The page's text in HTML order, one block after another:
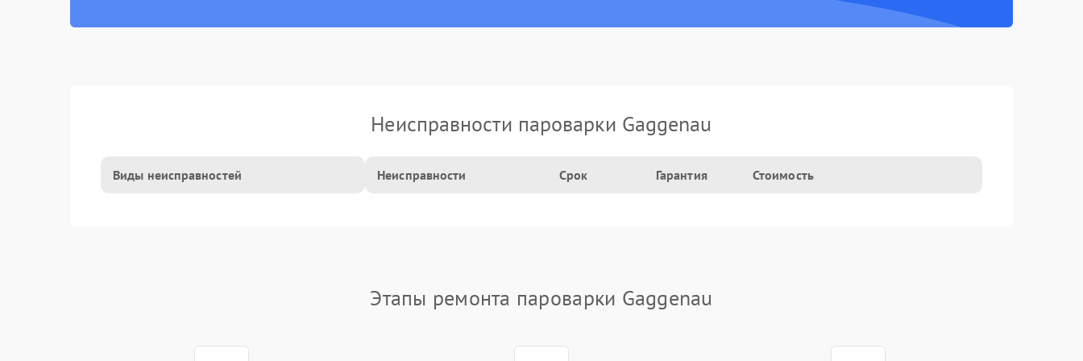
Неисправности пароварки Gaggenau
Виды неисправностей Неисправности Срок Гарантия Стоимость
Этапы ремонта пароварки Gaggenau